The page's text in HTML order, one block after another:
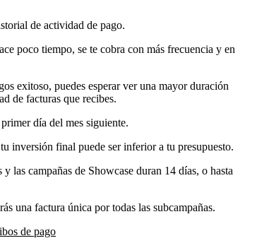
de actividad de pago.
poco tiempo, se te cobra con más frecuencia y en
exitoso, puedes esperar ver una mayor duración
de facturas que recibes.
día del mes siguiente.
inversión final puede ser inferior a tu presupuesto.
las campañas de Showcase duran 14 días, o hasta
una factura única por todas las subcampañas.
de pago